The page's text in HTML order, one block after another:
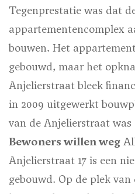
Tegenprestatie was dat
appartementencomplex
bouwen. Het
gebouwd, maar het
Anjelierstraat bleek
in 2009 uitgewerkt
van de Anjelierstraat
Bewoners willen weg
Anjelierstraat 17 is een
gebouwd. Op de plek